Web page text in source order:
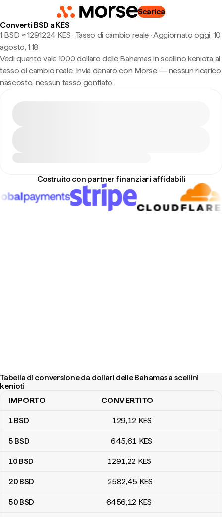
Scarica
Converti BSD a KES
1 BSD ≈ 129,1224 KES · Tasso di cambio reale·Aggiornato oggi, 10
agosto, 1:18
Vedi quanto vale 1000 dollaro delle Bahamas in scellino keniota al
tasso di cambio reale. Invia denaro con Morse — nessun ricarico
nascosto, nessun tasso gonfiato.
Costruito con partner finanziari affidabili
Tabella di conversione da dollari delle Bahamas a scellini
kenioti
Tabella di conversione da dollari delle Bahamas a scellini kenioti
IMPORTO CONVERTITO
1BSD 129,12 KES
5 BSD 645,61 KES
10 BSD 1291,22 KES
20 BSD 2582,45 KES
50 BSD 6456,12 KES